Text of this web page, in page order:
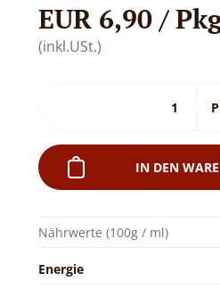
EUR 6,90 /
(inkl.USt.)
IN DEN
Nährwerte (100g / ml)
Energie